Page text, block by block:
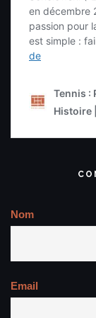
Nom
Email